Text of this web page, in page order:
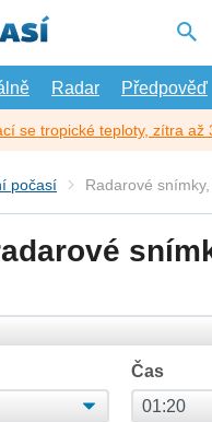
Radar Předpověď
se tropické teploty, zítra až
počasí Radarové
Čas